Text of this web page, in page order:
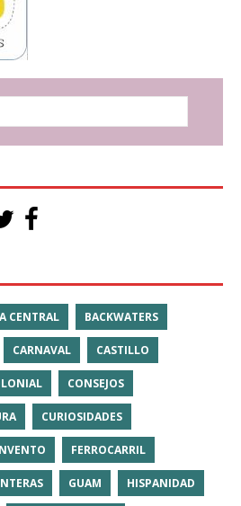
CENTRAL BACKWATERS
CARNAVAL CASTILLO
CONSEJOS
CURIOSIDADES
FERROCARRIL
GUAM HISPANIDAD